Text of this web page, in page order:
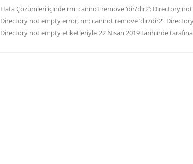
Hata Çözümleri içinde rm: cannot remove ‘dir/dir2’: Directory
Directory not empty error, rm: cannot remove ‘dir/dir2’:
Directory not emptyetiketleriyle22 Nisan 2019tarihinde